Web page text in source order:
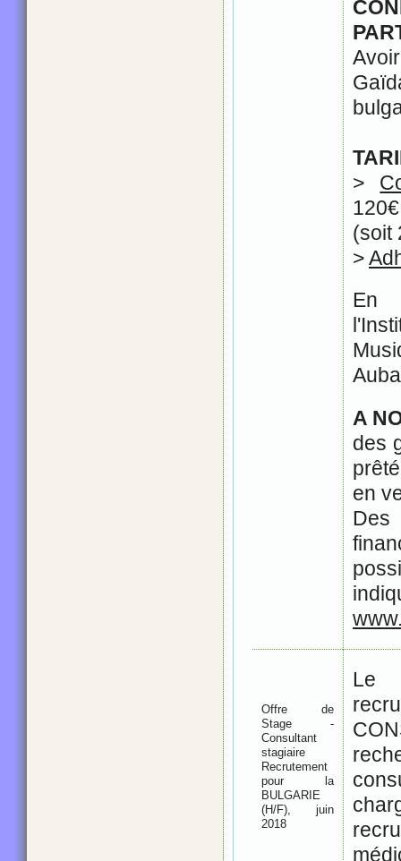
>
(soit
>
En
A
des
en
Offre de
Stage -
Consultant
stagiaire
Recrutement
pour la
BULGARIE
(H/F), juin
2018
Le